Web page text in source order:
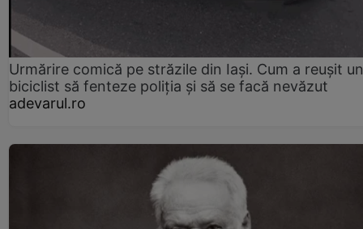
Urmărire comică pe străzile din Iași. Cum a reușit un
biciclist să fenteze poliția și să se facă nevăzut
adevarul.ro